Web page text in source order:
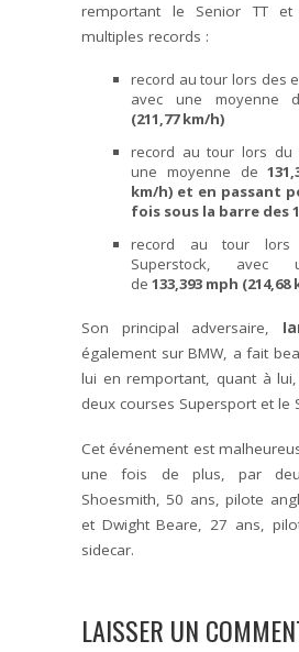
remportant le Senior TT
multiples records :
record au tour lors des
avec une moyenne
(211,77 km/h)
record au tour lors du
une moyenne de
km/h) et en passant
fois sous la barre des
record au tour
Superstock, avec
de 133,393 mph (214,68
Son principal adversaire,
également sur BMW, a fait
lui en remportant, quant à
deux courses Supersport et le
Cet événement est
une fois de plus, par
Shoesmith, 50 ans, pilote
et Dwight Beare, 27 ans,
sidecar.
LAISSER UN